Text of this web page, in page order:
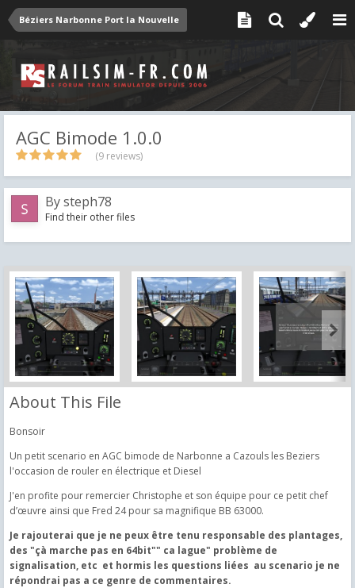
Béziers Narbonne Port la Nouvelle
AGC Bimode 1.0.0
(9 reviews)
Bysteph78
Find their other files
About This File
Bonsoir
Un petit scenario en AGC bimode de Narbonne a Cazouls les Beziers
l'occasion de rouler en électrique et Diesel
J'en profite pour remercier Christophe et son équipe pour ce petit chef
d’œuvre ainsi que Fred 24 pour sa magnifique BB 63000.
Je rajouterai que je ne peux être tenu responsable des plantages,
des "çà marche pas en 64bit"" ca lague" problème de
signalisation, etc et hormis les questions liées au scenario je ne
répondrai pas a ce genre de commentaires.